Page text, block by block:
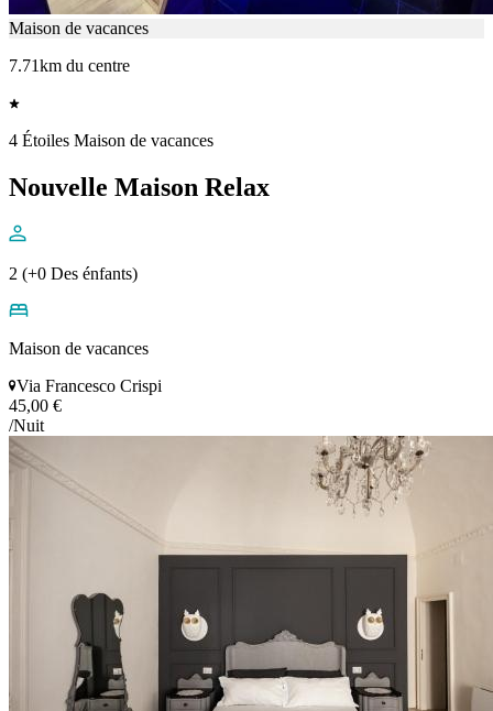
Maison de vacances
7.71km du centre
4 Étoiles Maison de vacances
Nouvelle Maison Relax
2 (+0 Des énfants)
Maison de vacances
Via Francesco Crispi
45,00 €
/Nuit